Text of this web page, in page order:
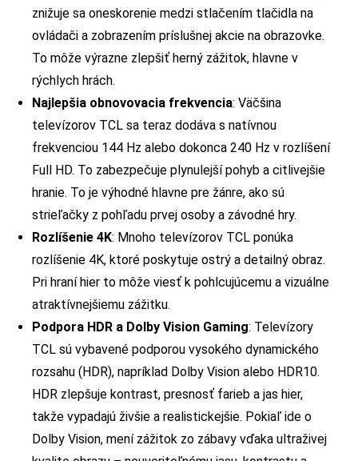
znižuje sa oneskorenie medzi stlačením tlačidla na
ovládači a zobrazením príslušnej akcie na obrazovke.
To môže výrazne zlepšiť herný zážitok, hlavne v
rýchlych hrách.
Najlepšia obnovovacia frekvencia: Väčšina
televízorov TCL sa teraz dodáva s natívnou
frekvenciou 144 Hz alebo dokonca 240 Hz v rozlíšení
Full HD. To zabezpečuje plynulejší pohyb a citlivejšie
hranie. To je výhodné hlavne pre žánre, ako sú
strieľačky z pohľadu prvej osoby a závodné hry.
Rozlíšenie 4K: Mnoho televízorov TCL ponúka
rozlíšenie 4K, ktoré poskytuje ostrý a detailný obraz.
Pri hraní hier to môže viesť k pohlcujúcemu a vizuálne
atraktívnejšiemu zážitku.
Podpora HDR a Dolby Vision Gaming: Televízory
TCL sú vybavené podporou vysokého dynamického
rozsahu (HDR), napríklad Dolby Vision alebo HDR10.
HDR zlepšuje kontrast, presnosť farieb a jas hier,
takže vypadajú živšie a realistickejšie. Pokiaľ ide o
Dolby Vision, mení zážitok zo zábavy vďaka ultraživej